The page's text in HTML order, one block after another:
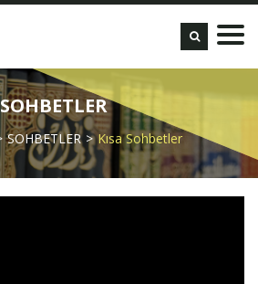
SOHBETLER
SOHBETLER Kısa Sohbetler